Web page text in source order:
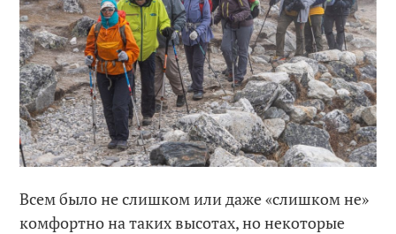
Всем было не слишком или даже «слишком не»
комфортно на таких высотах, но некоторые